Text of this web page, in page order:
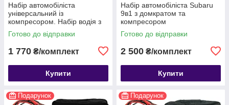
Набір автомобіліста
універсальний із
компресором. Набір водія з
компресором.автонабір
Готово до відправки
1 770 ₴/комплект
Купити
Набір автомобіліста Subaru
9в1 з домкратом та
компресором
Готово до відправки
2 500 ₴/комплект
Купити
Подарунок Подарунок